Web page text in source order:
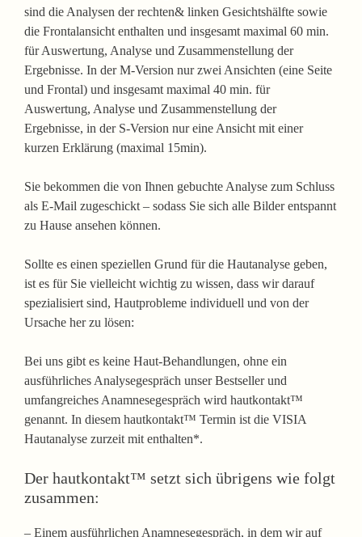
sind die Analysen der rechten& linken Gesichtshälfte sowie
die Frontalansicht enthalten und insgesamt maximal 60 min.
für Auswertung, Analyse und Zusammenstellung der
Ergebnisse. In der M-Version nur zwei Ansichten (eine Seite
und Frontal) und insgesamt maximal 40 min. für
Auswertung, Analyse und Zusammenstellung der
Ergebnisse, in der S-Version nur eine Ansicht mit einer
kurzen Erklärung (maximal 15min).
Sie bekommen die von Ihnen gebuchte Analyse zum Schluss
als E-Mail zugeschickt – sodass Sie sich alle Bilder entspannt
zu Hause ansehen können.
Sollte es einen speziellen Grund für die Hautanalyse geben,
ist es für Sie vielleicht wichtig zu wissen, dass wir darauf
spezialisiert sind, Hautprobleme individuell und von der
Ursache her zu lösen:
Bei uns gibt es keine Haut-Behandlungen, ohne ein
ausführliches Analysegespräch unser Bestseller und
umfangreiches Anamnesegespräch wird hautkontakt™
genannt. In diesem hautkontakt™ Termin ist die VISIA
Hautanalyse zurzeit mit enthalten*.
Der hautkontakt™ setzt sich übrigens wie folgt
zusammen:
– Einem ausführlichen Anamnesegespräch, in dem wir auf